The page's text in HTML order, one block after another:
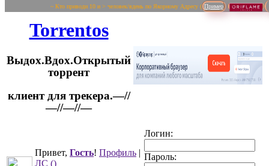
~ Кто приводи 10 и > человек/вдень по Якорному Адресу ( Пример
Torrentos
Выдох.Вдох.Открытый
торрент
Привет, Гость! Профиль |
ЛС ()
Логин:
Пароль: